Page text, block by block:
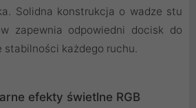
Solidna konstrukcja o wadze stu
zapewnia odpowiedni docisk do
stabilności każdego ruchu.
efekty świetlne RGB